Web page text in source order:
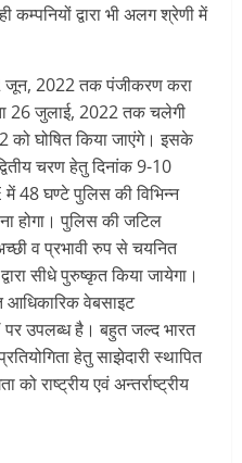
कम्पनियों द्वारा भी अलग श्रेणी में
जून, 2022 तक पंजीकरण करा
26 जुलाई, 2022 तक चलेगी
घोषित किया जाएंगे। इसके
चरण हेतु दिनांक 9-10
48 घण्टे पुलिस की विभिन्न
होगा। पुलिस की जटिल
व प्रभावी रुप से चयनित
सीधे पुरुष्कृत किया जायेगा।
आधिकारिक वेबसाइट
उपलब्ध है। बहुत जल्द भारत
हेतु साझेदारी स्थापित
को राष्ट्रीय एवं अन्तर्राष्ट्रीय